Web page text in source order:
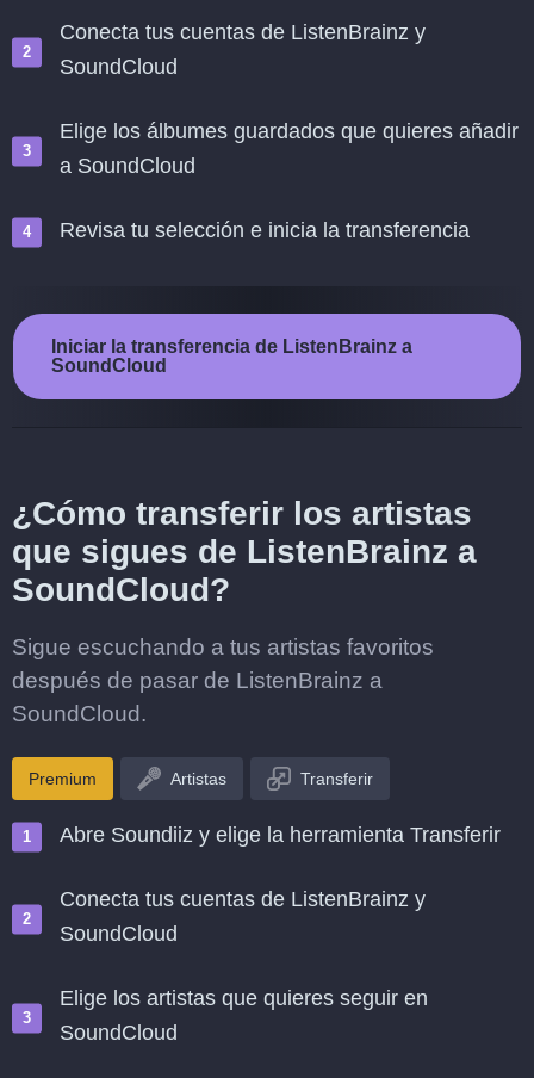
Conecta tus cuentas de ListenBrainz y
SoundCloud
Elige los álbumes guardados que quieres añadir
a SoundCloud
Revisa tu selección e inicia la transferencia
Iniciar la transferencia de ListenBrainz a
SoundCloud
¿Cómo transferir los artistas
que sigues de ListenBrainz a
SoundCloud?
Sigue escuchando a tus artistas favoritos
después de pasar de ListenBrainz a
SoundCloud.
Premium Artistas Transferir
Abre Soundiiz y elige la herramienta Transferir
Conecta tus cuentas de ListenBrainz y
SoundCloud
Elige los artistas que quieres seguir en
SoundCloud